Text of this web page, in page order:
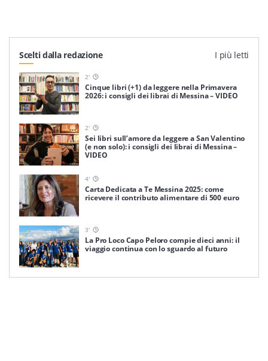
Scelti dalla redazione I più letti
2'
Cinque libri (+1) da leggere nella Primavera
2026: i consigli dei librai di Messina – VIDEO
2'
Sei libri sull’amore da leggere a San Valentino
(e non solo): i consigli dei librai di Messina –
VIDEO
4'
Carta Dedicata a Te Messina 2025: come
ricevere il contributo alimentare di 500 euro
3'
La Pro Loco Capo Peloro compie dieci anni: il
viaggio continua con lo sguardo al futuro